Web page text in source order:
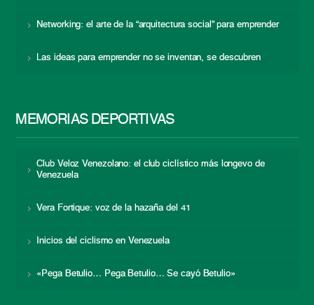
Networking: el arte de la “arquitectura social” para emprender
Las ideas para emprender no se inventan, se descubren
MEMORIAS DEPORTIVAS
Club Veloz Venezolano: el club ciclístico más longevo de
Venezuela
Vera Fortique: voz de la hazaña del 41
Inicios del ciclismo en Venezuela
«Pega Betulio… Pega Betulio… Se cayó Betulio»